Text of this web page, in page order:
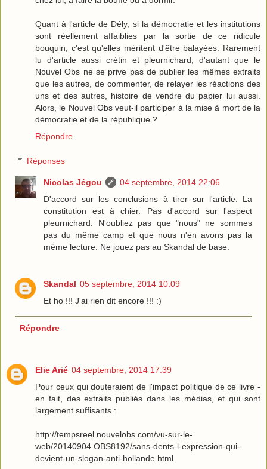
Quant à l'article de Dély, si la démocratie et les institutions
sont réellement affaiblies par la sortie de ce ridicule
bouquin, c'est qu'elles méritent d'être balayées. Rarement
lu d'article aussi crétin et pleurnichard, d'autant que le
Nouvel Obs ne se prive pas de publier les mêmes extraits
que les autres, de commenter, de relayer les réactions des
uns et des autres, histoire de vendre du papier lui aussi.
Alors, le Nouvel Obs veut-il participer à la mise à mort de la
démocratie et de la république ?
Répondre
Réponses
Nicolas Jégou
04 septembre, 2014 22:06
D'accord sur les conclusions à tirer sur l'article. La
constitution est à chier. Pas d'accord sur l'aspect
pleurnichard. N'oubliez pas que "nous" ne sommes
pas du même camp et que nous n'en avons pas la
même lecture. Ne jouez pas au Skandal de base.
Skandal 05 septembre, 2014 10:09
Et ho !!! J'ai rien dit encore !!! :)
Répondre
Elie Arié 04 septembre, 2014 17:39
Pour ceux qui douteraient de l'impact politique de ce livre -
en fait, des extraits publiés dans les médias, et qui sont
largement suffisants :
http://tempsreel.nouvelobs.com/vu-sur-le-
web/20140904.OBS8192/sans-dents-l-expression-qui-
devient-un-slogan-anti-hollande.html